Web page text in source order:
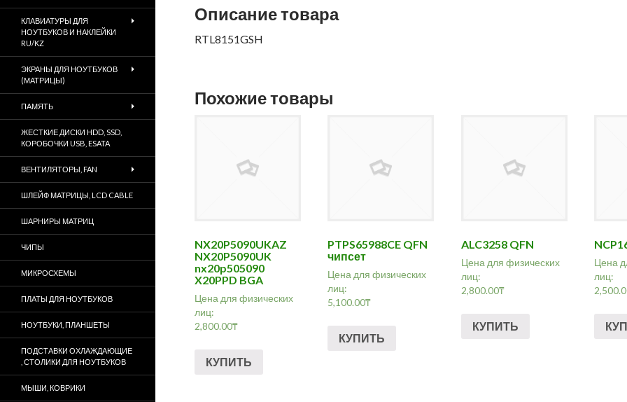
Описание товара
RTL8151GSH
Похожие товары
NX20P5090UKAZ
NX20P5090UK
nx20p505090
X20PPD BGA
Цена для физических
лиц:
2,800.00₸
КУПИТЬ
PTPS65988CE QFN
чипсет
Цена для физических
лиц:
5,100.00₸
КУПИТЬ
ALC3258 QFN
Цена для физических
лиц:
2,800.00₸
КУПИТЬ
Цена
лиц:
КЛАВИАТУРЫ ДЛЯ
НОУТБУКОВ И НАКЛЕЙКИ
RU/KZ
ЭКРАНЫ ДЛЯ НОУТБУКОВ
(МАТРИЦЫ)
ПАМЯТЬ
ЖЕСТКИЕ ДИСКИ HDD, SSD,
КОРОБОЧКИ USB, ESATA
ВЕНТИЛЯТОРЫ, FAN
ШЛЕЙФ МАТРИЦЫ, LCD CABLE
ШАРНИРЫ МАТРИЦ
ЧИПЫ
МИКРОСХЕМЫ
ПЛАТЫ ДЛЯ НОУТБУКОВ
НОУТБУКИ, ПЛАНШЕТЫ
ПОДСТАВКИ ОХЛАЖДАЮЩИЕ
, СТОЛИКИ ДЛЯ НОУТБУКОВ
МЫШИ, КОВРИКИ